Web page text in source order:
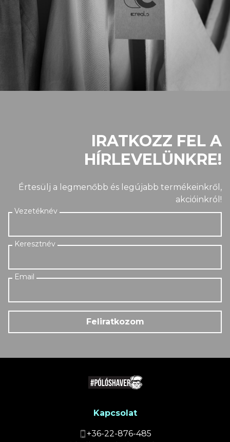
IRATKOZZ FEL A
HÍRLEVELÜNKRE!
Értesülj a legmenőbb és legújabb termékeinkről,
akcióinkról!
Feliratkozom
Kapcsolat
+36-22-876-485